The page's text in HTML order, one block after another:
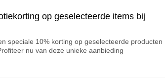
op geselecteerde items bij
speciale 10% korting op geselecteerde producten
nu van deze unieke aanbieding